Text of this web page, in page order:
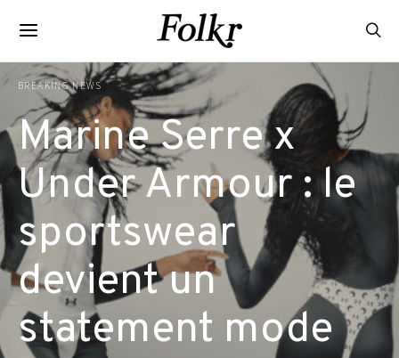
BREAKING NEWS
Marine Serre x
Under Armour : le
sportswear
devient un
statement mode